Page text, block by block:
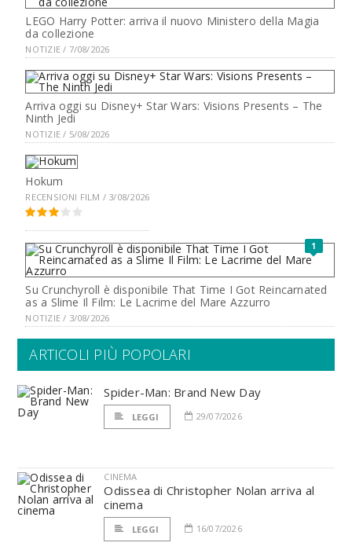
LEGO Harry Potter: arriva il nuovo Ministero della Magia
da collezione
NOTIZIE / 7/08/2026
Arriva oggi su Disney+ Star Wars: Visions Presents – The
Ninth Jedi
NOTIZIE / 5/08/2026
Hokum
RECENSIONI FILM / 3/08/2026
1
Su Crunchyroll è disponibile That Time I Got Reincarnated
as a Slime Il Film: Le Lacrime del Mare Azzurro
NOTIZIE / 3/08/2026
ARTICOLI PIÙ POPOLARI
Spider-Man: Brand New Day
LEGGI 29/07/2026
CINEMA
Odissea di Christopher Nolan arriva al
cinema
LEGGI 16/07/2026